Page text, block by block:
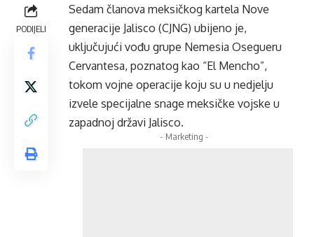
PODIJELI
Sedam članova meksičkog kartela Nove
generacije Jalisco (CJNG) ubijeno je,
uključujući vođu grupe Nemesia Osegueru
Cervantesa, poznatog kao “El Mencho”,
tokom vojne operacije koju su u nedjelju
izvele specijalne snage meksičke vojske u
zapadnoj državi Jalisco.
- Marketing -